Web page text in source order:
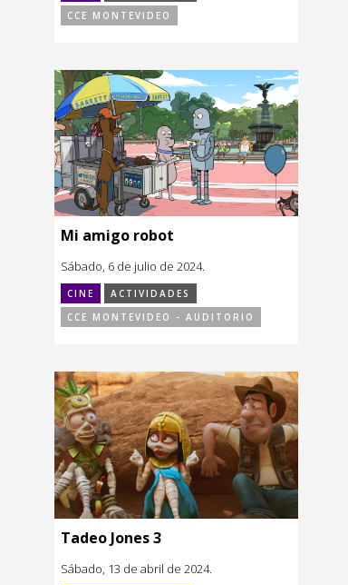
CCE MONTEVIDEO
Mi amigo robot
Sábado, 6 de julio de 2024.
CINE
ACTIVIDADES
CCE MONTEVIDEO - AUDITORIO
Tadeo Jones 3
Sábado, 13 de abril de 2024.